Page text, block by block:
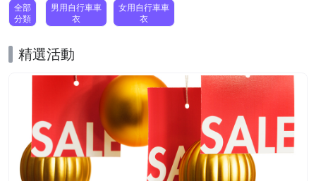
全部
分類
男用自行車車
衣
女用自行車車
衣
精選活動